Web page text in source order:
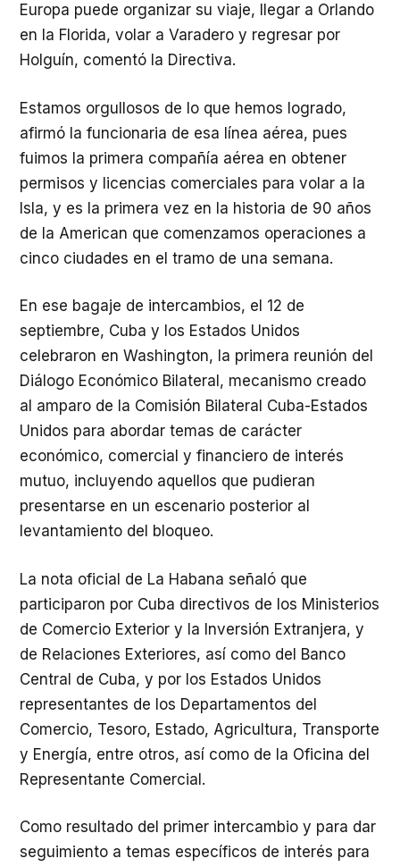
Europa puede organizar su viaje, llegar a Orlando
en la Florida, volar a Varadero y regresar por
Holguín, comentó la Directiva.
Estamos orgullosos de lo que hemos logrado,
afirmó la funcionaria de esa línea aérea, pues
fuimos la primera compañía aérea en obtener
permisos y licencias comerciales para volar a la
Isla, y es la primera vez en la historia de 90 años
de la American que comenzamos operaciones a
cinco ciudades en el tramo de una semana.
En ese bagaje de intercambios, el 12 de
septiembre, Cuba y los Estados Unidos
celebraron en Washington, la primera reunión del
Diálogo Económico Bilateral, mecanismo creado
al amparo de la Comisión Bilateral Cuba-Estados
Unidos para abordar temas de carácter
económico, comercial y financiero de interés
mutuo, incluyendo aquellos que pudieran
presentarse en un escenario posterior al
levantamiento del bloqueo.
La nota oficial de La Habana señaló que
participaron por Cuba directivos de los Ministerios
de Comercio Exterior y la Inversión Extranjera, y
de Relaciones Exteriores, así como del Banco
Central de Cuba, y por los Estados Unidos
representantes de los Departamentos del
Comercio, Tesoro, Estado, Agricultura, Transporte
y Energía, entre otros, así como de la Oficina del
Representante Comercial.
Como resultado del primer intercambio y para dar
seguimiento a temas específicos de interés para